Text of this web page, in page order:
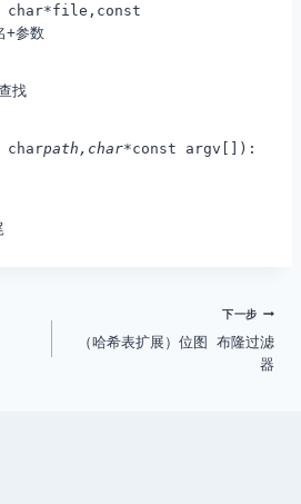
char*file,const
参数
找
charpath,char*const argv[]):
下一步
（哈希表扩展）位图 布隆过滤
器